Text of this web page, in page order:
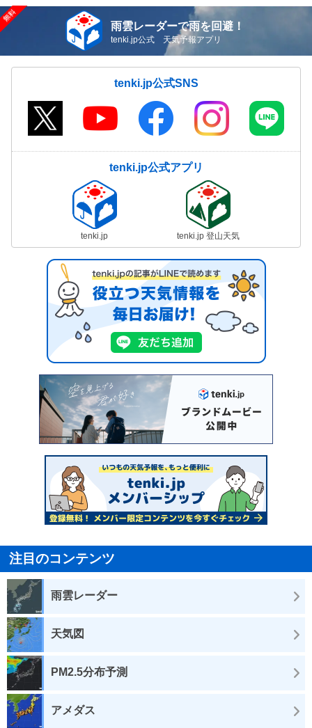
雨雲レーダーで雨を回避！
tenki.jp公式 天気予報アプリ
tenki.jp公式SNS
tenki.jp公式アプリ
tenki.jp tenki.jp 登山天気
注目のコンテンツ
雨雲レーダー
天気図
PM2.5分布予測
アメダス